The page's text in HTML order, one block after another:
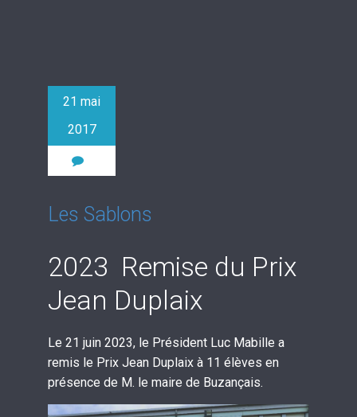
21 mai
2017
Les Sablons
2023 Remise du Prix
Jean Duplaix
Le 21 juin 2023, le Président Luc Mabille a
remis le Prix Jean Duplaix à 11 élèves en
présence de M. le maire de Buzançais.